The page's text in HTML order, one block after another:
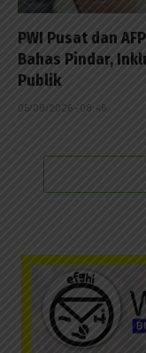
PWI Pusat dan
Bahas Pindar,
Publik
05/08/2026 - 08:46